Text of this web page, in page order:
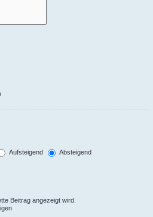
Aufsteigend
Absteigend
Beitrag angezeigt wird.